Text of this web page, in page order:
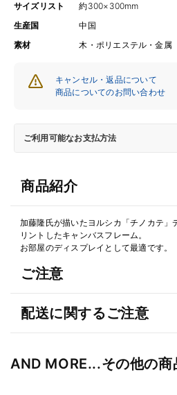
サイズリスト
約300×300mm
生産国
中国
素材
木・ポリエステル・金属
キャンセル・返品について
商品についてのお問い合わせ
ご利用可能なお支払方法
商品紹介
加藤隆氏が描いたヨルシカ「チノカテ」
リントしたキャンバスフレーム。
お部屋のディスプレイとして最適です。
ご注意
配送に関するご注意
AND MORE...その他の商